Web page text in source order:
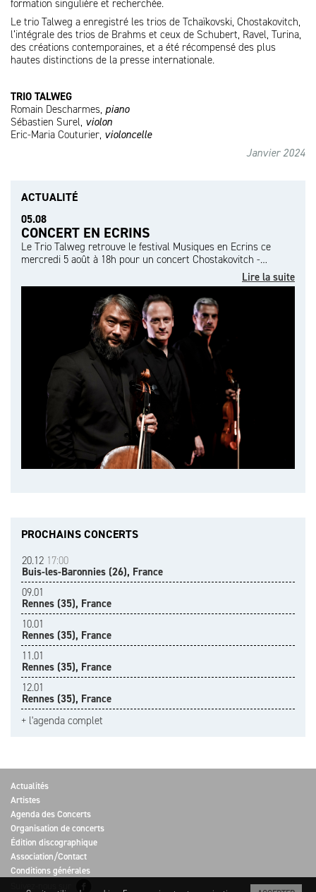
formation singulière et recherchée.
Le trio Talweg a enregistré les trios de Tchaïkovski, Chostakovitch,
l’intégrale des trios de Brahms et ceux de Schubert, Ravel, Turina,
des créations contemporaines, et a été récompensé des plus
hautes distinctions de la presse internationale.
TRIO TALWEG
Romain Descharmes, piano
Sébastien Surel, violon
Eric-Maria Couturier, violoncelle
Janvier 2024
ACTUALITÉ
05.08
CONCERT EN ECRINS
Le Trio Talweg retrouve le festival Musiques en Ecrins ce
mercredi 5 août à 18h pour un concert Chostakovitch -…
Lire la suite
PROCHAINS CONCERTS
20.12 17:00
Buis-les-Baronnies (26), France
09.01
Rennes (35), France
10.01
Rennes (35), France
11.01
Rennes (35), France
12.01
Rennes (35), France
+ l'agenda complet
Actualités
Artistes
Agenda des Concerts
Organisation de concerts
Édition discographique
Association/Contact
Conditions générales